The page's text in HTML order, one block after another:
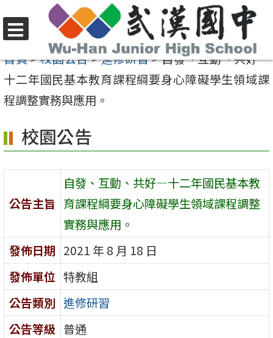
至
要
內
區
選
單
首頁>校園公告>進修研習>自發、互動、共好—
十二年國民基本教育課程綱要身心障礙學生領域課
程調整實務與應用。
校園公告
公告主旨
自發、互動、共好—十二年國民基本教
育課程綱要身心障礙學生領域課程調整
實務與應用。
發佈日期 2021 年 8 月 18 日
發佈單位 特教組
公告類別 進修研習
公告等級 普通